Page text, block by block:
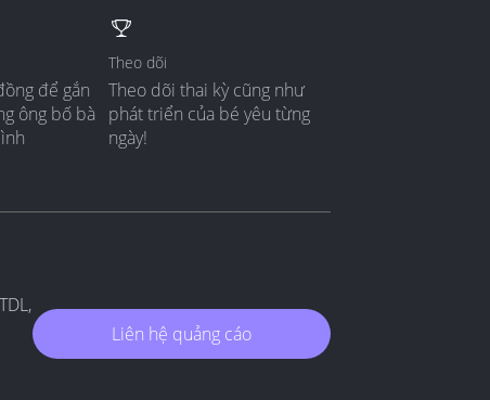
để gắn
ông bố bà
Theo dõi
Theo dõi thai kỳ cũng như
phát triển của bé yêu từng
ngày!
Liên hệ quảng cáo